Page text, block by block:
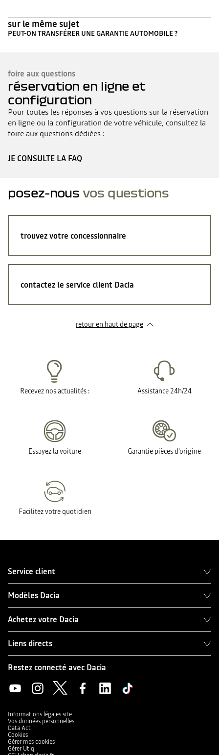
sur le même sujet
PEUT-ON TRANSFÉRER UNE GARANTIE AUTOMOBILE ?
foire aux questions
réservation en ligne et
configuration
Pour toutes les réponses à vos questions sur la réservation
en ligne ou la configuration de votre véhicule, consultez la
foire aux questions dédiées :
JE CONSULTE LA FAQ
posez-nous vos questions
trouvez votre concessionnaire
contactez le service client Dacia
retour en haut de page​
Recevez nos actualités : Assistance 24h/24
Essayez la voiture Garantie pièces d'origine
Facilitez votre quotidien
Service client
Modèles Dacia
Achetez votre Dacia
Liens directs
Restez connecté avec Dacia
Informations légales site
Vos données personnelles
Data Act
Cookies
Gérer mes cookies
Gérer Utiq